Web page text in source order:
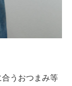
うおつまみ等